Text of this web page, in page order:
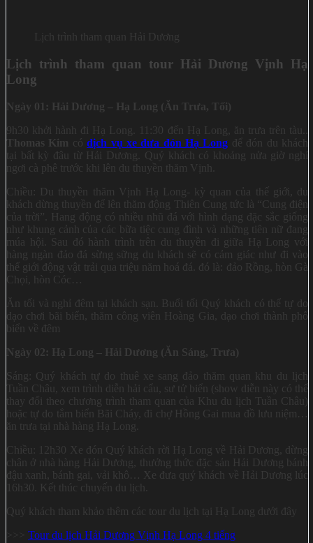
Lịch trình tham quan Hải Dương
Lịch trình tham quan tour Hải Dương Vịnh Hạ
Long
Ngày 01: Hải Dương – Hạ Long (Ăn Trưa, Tối)
9h30 khởi hành đi Hạ Long. 11:30 đến Hạ Long, ăn trưa trên tàu..
Thomas Kim códịch vụ xe đưa đón Hạ Long để đón du khách
tại bất kỳ đâu từ Hải Dương. Quý khách có khoảng nửa giờ nghỉ
ngơi cà phê trước khi lên du thuyền thăm Vịnh.
Chiều: Du thuyền thăm Vịnh Hạ Long- kỳ quan của thế giới, du
khách dừng thuyền để lên thăm động Thiên Cung tức là “Cung điện
của trời”. Hang động có nhiều nhũ đá với hình dạng đặc sắc giống
như khung cảnh của các bữa tiệc cung đình và những tiên nữ đang
múa hội. Sau đó hành trình trên du thuyền đi giữa Hạ Long với
hàng ngàn đảo đá sừng sững du khách sẽ có cảm giác như đi vào
thế giới động vật trải qua triệu năm hoá đá. đó là: đảo Rồng, hòn Gà
Chọi, hòn Cóc…
Ăn tối và nghỉ đêm tại khách sạn. Buổi tối Quý khách có thể tự do
dạo chơi bãi biển, thăm công viên Hoàng Gia, dạo chơi thành phố
biển về đêm
Ngày 02: Hạ Long – Hải Dương (Ăn Sáng, Trưa)
Sáng: Quý khách tự do thuê xe sang đảo thăm quan khu du lịch
Tuần Châu, xem trình diễn hải cẩu, sư tử biển (show diễn này có thể
thay đổi theo chương trình tham quan của Khu du lịch Tuần Châu)
hoặc tự do tắm biển Bãi Cháy, đi chợ Hồng Gai mua đồ lưu niệm…
ăn trưa tại nhà hàng Hạ Long.
Chiều: 12h30 Xe đón Quý khách rời Hạ Long về Hải Dương, dừng
chân ở nhà hàng Hải Dương, thưởng thức đặc sản Hải Dương bánh
đậu xanh, bánh gai, vải khô… Xe đưa quý khách về Hải Dương lúc
16h30. Kết thúc chuyến du lịch.
Quý khách tham khảo thêm các tour du lịch tại Hạ Long dưới đây
Tour du lịch Hải Dương Vịnh Hạ Long 4 tiếng